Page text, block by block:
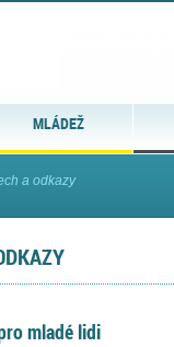
MLÁDEŽ
a odkazy
mladé lidi